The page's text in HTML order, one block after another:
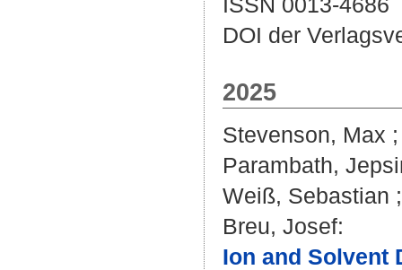
DOI der
2025
Stevenson, Max
Parambath,
Weiß, Sebastian
Breu, Josef:
Ion and Solvent